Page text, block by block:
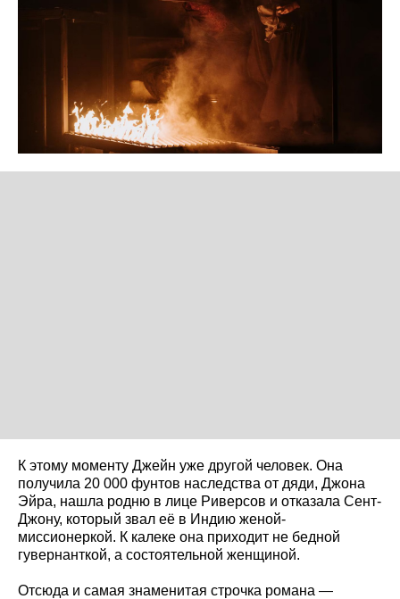
К этому моменту Джейн уже другой человек. Она
получила 20 000 фунтов наследства от дяди, Джона
Эйра, нашла родню в лице Риверсов и отказала Сент-
Джону, который звал её в Индию женой-
миссионеркой. К калеке она приходит не бедной
гувернанткой, а состоятельной женщиной.
Отсюда и самая знаменитая строчка романа —